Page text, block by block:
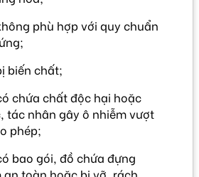
phù hợp với quy chuẩn
biến chất;
chứa chất độc hại hoặc
tác nhân gây ô nhiễm vượt
phép;
bao gói, đồ chứa đựng
toàn hoặc bị vỡ, rách,